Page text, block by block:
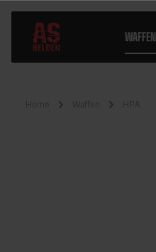
WAFFEN
Home Waffen HPA